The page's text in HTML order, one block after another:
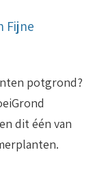
Fijne
potgrond?
dit één van